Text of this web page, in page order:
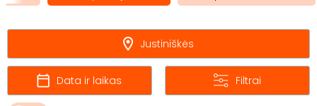
Justiniškės
Data ir laikas Filtrai